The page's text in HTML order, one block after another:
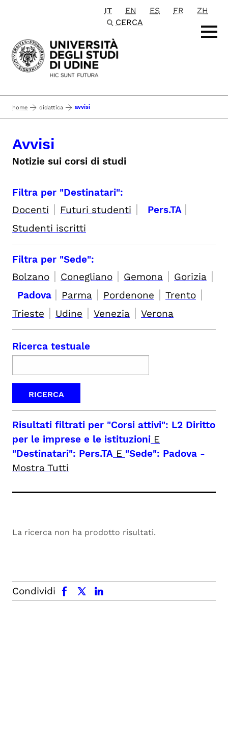
Passa al contenuto principale
IT EN ES FR
ZH
CERCA
home didattica avvisi
Avvisi
Notizie sui corsi di studi
Filtra per "Destinatari":
Docenti | Futuri studenti | Pers.TA |
Studenti iscritti
Filtra per "Sede":
Bolzano | Conegliano | Gemona | Gorizia |
Padova | Parma | Pordenone | Trento |
Trieste | Udine | Venezia | Verona
Ricerca testuale
Risultati filtrati per "Corsi attivi": L2 Diritto
per le imprese e le istituzioni E
"Destinatari": Pers.TA E "Sede": Padova -
Mostra Tutti
La ricerca non ha prodotto risultati.
Condividi
facebook x.com linkedin